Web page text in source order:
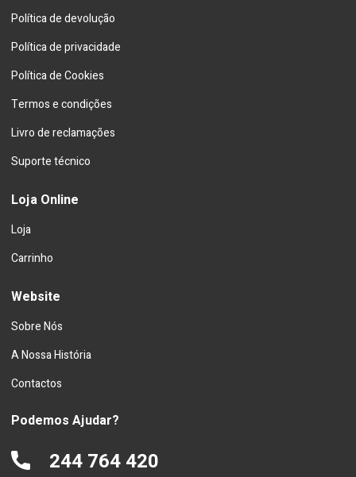
Política de devolução
Política de privacidade
Política de Cookies
Termos e condições
Livro de reclamações
Suporte técnico
Loja Online
Loja
Carrinho
Website
Sobre Nós
A Nossa História
Contactos
Podemos Ajudar?
244 764 420